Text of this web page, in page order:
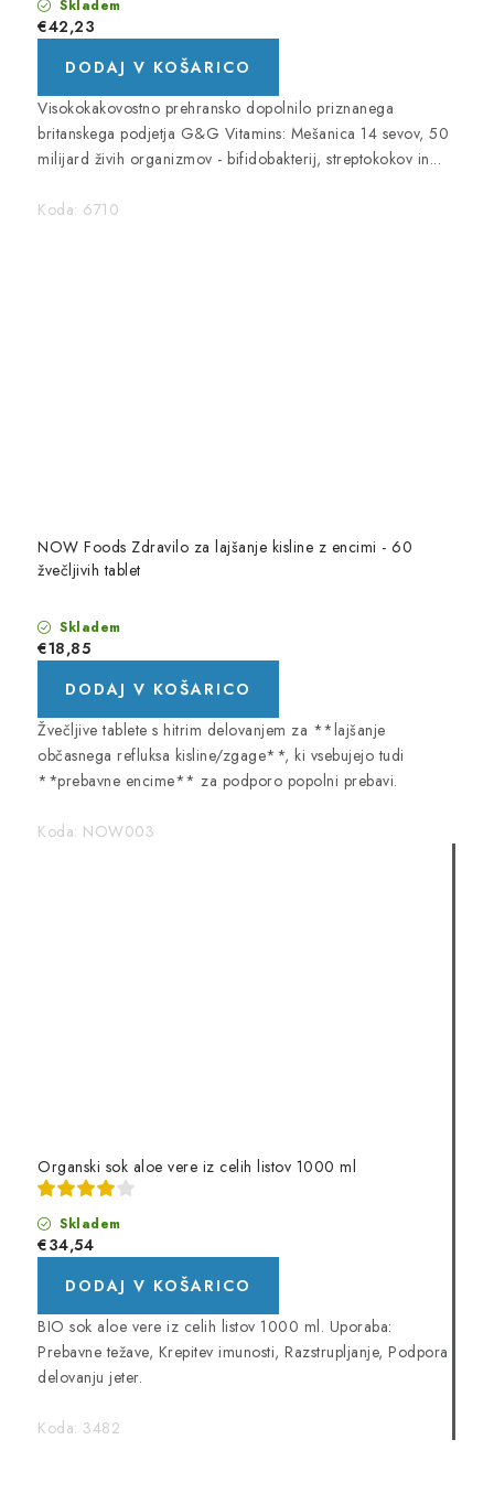
Skladem
€42,23
DODAJ V KOŠARICO
Visokokakovostno prehransko dopolnilo priznanega
britanskega podjetja G&G Vitamins: Mešanica 14 sevov, 50
milijard živih organizmov - bifidobakterij, streptokokov in...
Koda: 6710
NOW Foods Zdravilo za lajšanje kisline z encimi - 60
žvečljivih tablet
Skladem
€18,85
DODAJ V KOŠARICO
Žvečljive tablete s hitrim delovanjem za **lajšanje
občasnega refluksa kisline/zgage**, ki vsebujejo tudi
**prebavne encime** za podporo popolni prebavi.
Koda: NOW003
Organski sok aloe vere iz celih listov 1000 ml
Skladem
€34,54
DODAJ V KOŠARICO
BIO sok aloe vere iz celih listov 1000 ml. Uporaba:
Prebavne težave, Krepitev imunosti, Razstrupljanje, Podpora
delovanju jeter.
Koda: 3482